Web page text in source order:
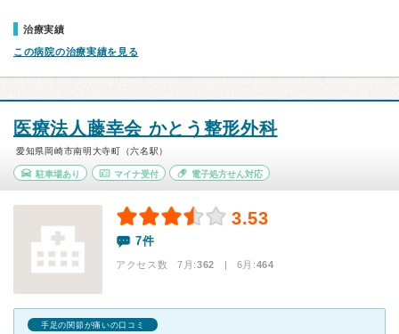
治療実績
この病院の治療実績を見る
医療法人藤幸会 かとう整形外科
愛知県岡崎市南明大寺町（六名駅）
駐車場あり マイナ受付 電子処方せん対応
3.53
7件
アクセス数 7月:362 | 6月:464
手足の関節が痛いの口コミ